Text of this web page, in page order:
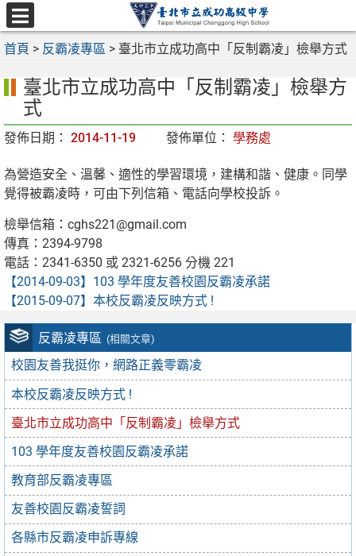
跳
至
主
區
選
單
首頁 > 反霸凌專區 > 臺北市立成功高中「反制霸凌」檢舉方式
反霸凌專區 (相關文章)
校園友善我挺你，網路正義零霸凌
本校反霸凌反映方式 !
臺北市立成功高中「反制霸凌」檢舉方式
103 學年度友善校園反霸凌承諾
教育部反霸凌專區
友善校園反霸凌誓詞
各縣市反霸凌申訴專線
臺北市立成功高中「反制霸凌」檢舉方
式
發佈日期： 2014-11-19 發佈單位： 學務處
為營造安全、溫馨、適性的學習環境，建構和諧、健康。同學
覺得被霸凌時，可由下列信箱、電話向學校投訴。
檢舉信箱：cghs221@gmail.com
傳真：2394-9798
電話：2341-6350 或 2321-6256 分機 221
【2014-09-03】 103 學年度友善校園反霸凌承諾
【2015-09-07】 本校反霸凌反映方式 !